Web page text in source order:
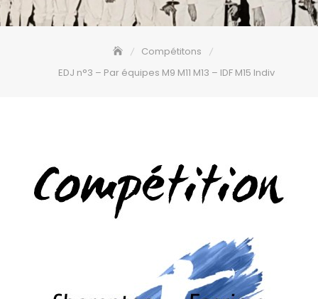
Compétitons
EDJ n°3 – Par équipes M9 M11 M13 – IDF M15 Indiv